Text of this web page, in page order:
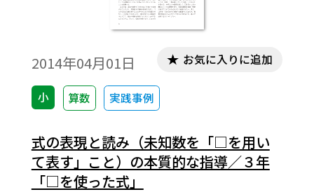
2014年04月01日
小 算数 実践事例
お気に入りに追加
式の表現と読み（未知数を「□を用い
て表す」こと）の本質的な指導／３年
「□を使った式」